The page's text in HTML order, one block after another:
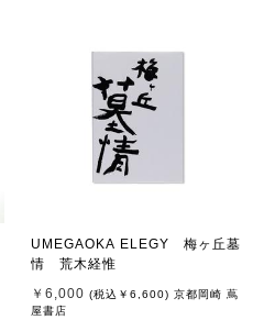
UMEGAOKA ELEGY 梅ヶ丘墓
情 荒木経惟
￥6,000 (税込 ￥6,600) 京都岡崎 蔦
屋書店